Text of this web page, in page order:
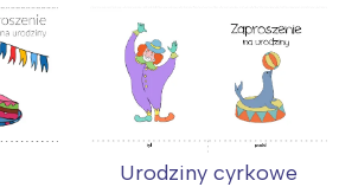
Urodziny cyrkowe